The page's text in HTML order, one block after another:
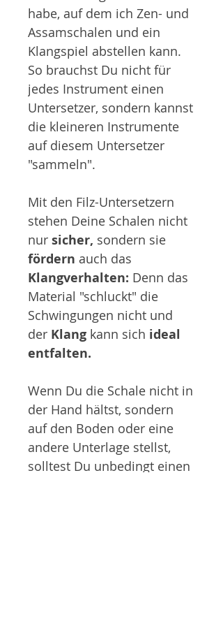
habe, auf dem ich Zen- und
Assamschalen und ein
Klangspiel abstellen kann.
So brauchst Du nicht für
jedes Instrument einen
Untersetzer, sondern kannst
die kleineren Instrumente
auf diesem Untersetzer
"sammeln".
Mit den Filz-Untersetzern
stehen Deine Schalen nicht
nur sicher, sondern sie
fördern auch das
Klangverhalten: Denn das
Material "schluckt" die
Schwingungen nicht und
der Klang kann sich ideal
entfalten.
Wenn Du die Schale nicht in
der Hand hältst, sondern
auf den Boden oder eine
andere Unterlage stellst,
solltest Du unbedingt einen